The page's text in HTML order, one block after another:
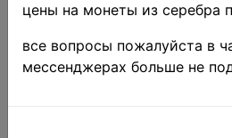
цены на монеты из серебра
все вопросы пожалуйста в
мессенджерах больше не